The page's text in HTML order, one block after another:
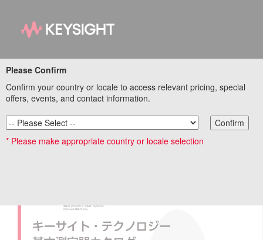
基本測定器 特設サイト
リンク集トップページ
基本測定器カタログ 2025年 冬・春号 (契約販売店
Please Confirm
Confirm your country or locale to access relevant pricing, special
offers, events, and contact information.
Confirm
* Please make appropriate country or locale selection